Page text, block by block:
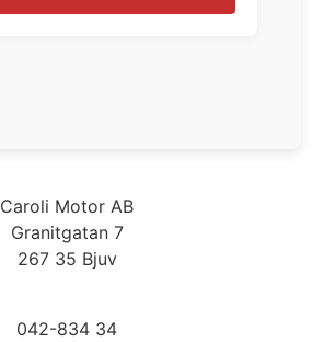
Caroli Motor AB
Granitgatan 7
267 35 Bjuv
042-834 34